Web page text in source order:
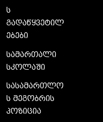
ს
გადაწყვეტილ
ებები
სამართალი
სკოლაში
სასამართლო
ს მეგობრის
პოზიცია